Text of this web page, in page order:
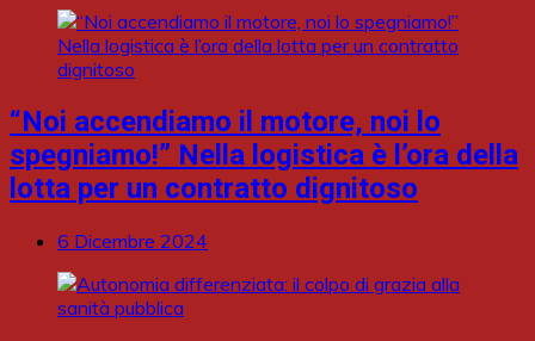
“Noi accendiamo il motore, noi lo
spegniamo!” Nella logistica è l’ora della
lotta per un contratto dignitoso
6 Dicembre 2024